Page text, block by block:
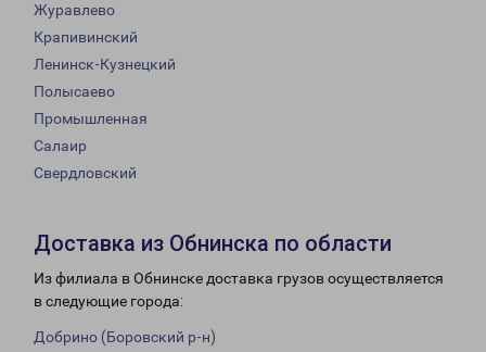
Журавлево
Крапивинский
Ленинск-Кузнецкий
Полысаево
Промышленная
Салаир
Свердловский
Доставка из Обнинска по области
Из филиала в Обнинске доставка грузов осуществляется
в следующие города:
Добрино (Боровский р-н)